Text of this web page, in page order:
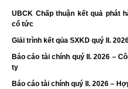
UBCK Chấp thuận kết quả phát
cổ tức
Giải trình kết qủa SXKD quý II.
Báo cáo tài chính quý II. 2026 –
ty
Báo cáo tài chính quý II. 2026 –